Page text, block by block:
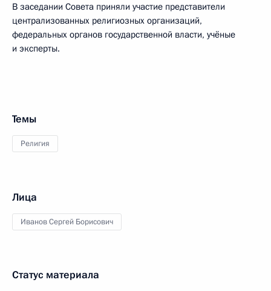
В заседании Совета приняли участие представители
централизованных религиозных организаций,
федеральных органов государственной власти, учёные
и эксперты.
Темы
Религия
Лица
Иванов Сергей Борисович
Статус материала